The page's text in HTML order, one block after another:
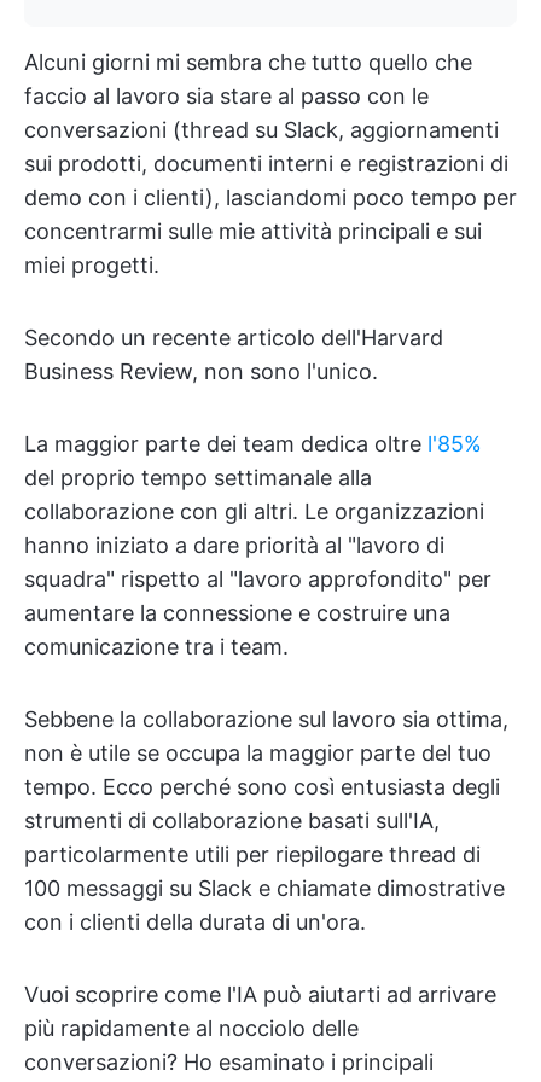
Alcuni giorni mi sembra che tutto quello che
faccio al lavoro sia stare al passo con le
conversazioni (thread su Slack, aggiornamenti
sui prodotti, documenti interni e registrazioni di
demo con i clienti), lasciandomi poco tempo per
concentrarmi sulle mie attività principali e sui
miei progetti.
Secondo un recente articolo dell'Harvard
Business Review, non sono l'unico.
La maggior parte dei team dedica oltre l'85%
del proprio tempo settimanale alla
collaborazione con gli altri. Le organizzazioni
hanno iniziato a dare priorità al "lavoro di
squadra" rispetto al "lavoro approfondito" per
aumentare la connessione e costruire una
comunicazione tra i team.
Sebbene la collaborazione sul lavoro sia ottima,
non è utile se occupa la maggior parte del tuo
tempo. Ecco perché sono così entusiasta degli
strumenti di collaborazione basati sull'IA,
particolarmente utili per riepilogare thread di
100 messaggi su Slack e chiamate dimostrative
con i clienti della durata di un'ora.
Vuoi scoprire come l'IA può aiutarti ad arrivare
più rapidamente al nocciolo delle
conversazioni? Ho esaminato i principali